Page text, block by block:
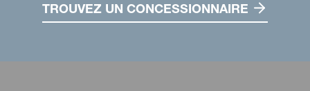
TROUVEZ UN CONCESSIONNAIRE